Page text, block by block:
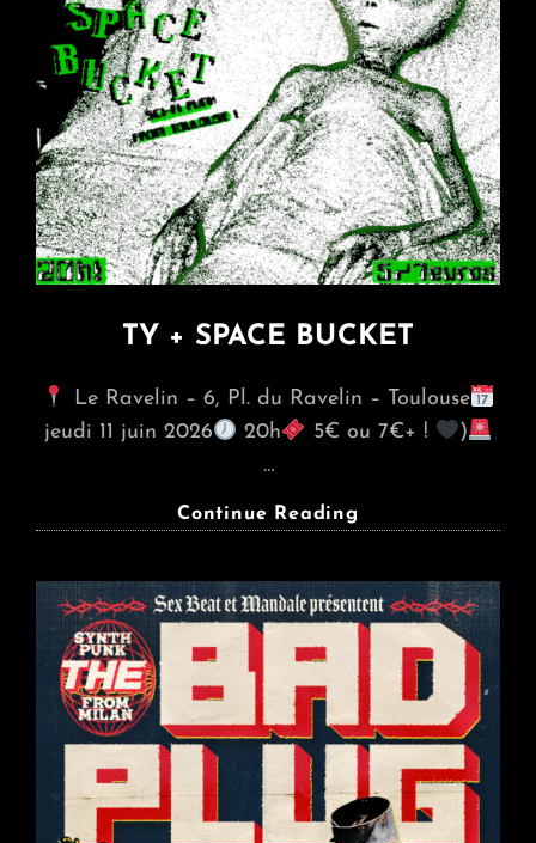
TY + SPACE BUCKET
Le Ravelin – 6, Pl. du Ravelin – Toulouse
jeudi 11 juin 2026
20h 5€ ou 7€+ !
)
…
Continue Reading
BUCKET